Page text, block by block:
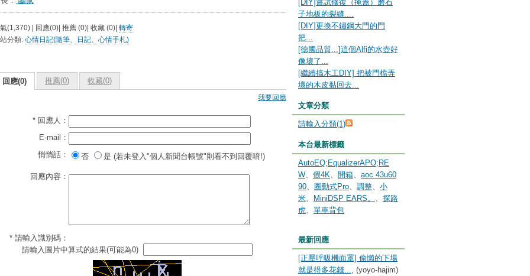
(1,370) | 回應(0)| 推薦 (0)| 收藏 (0)| 轉寄
分類: 心情日記(隨筆、日記、心情手札)
回應(0) 推薦(0) 收藏(0)
我要回應
* 回應人：
E-mail：
悄悄話：
否 是 (若未登入"個人新聞台帳號"則看不到回覆唷!)
回應內容：
* 請輸入識別碼：
請輸入圖片中算式的結果(可能為0)
[DIY]嘗試修復（掩蓋）磨石
子地板的裂縫....
[DIY]更換不鏽鋼大門的門
把...
[德國品質...]這個Alfi的水壺好
像壞了...
[繼續搞木工DIY] 把被門檔弄
壞的木皮黏回去...
文章分類
請輸入分類(1)
本台最新標籤
AutoEQ;EqualizerAPO;RE
W、 假4K、 開箱、 aoc 43u60
90、 圈動式Pro、 調整、 小
米、 MiniDSP EARS。 、 探路
虎、 單車背包
最新回應
[正壓呼吸機面罩] 偷懶的下場
就是得多花錢..., (yoyo-hajim)